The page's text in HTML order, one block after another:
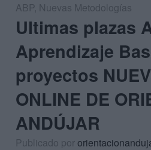
ABP, Nuevas Metodologías
Ultimas plazas
Aprendizaje
proyectos
ONLINE DE
ANDÚJAR
Publicado por